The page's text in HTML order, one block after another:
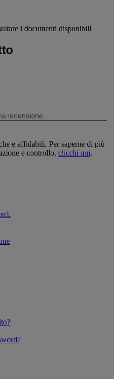
i documenti disponibili
e affidabili. Per saperne di più
e controllo, clicchi qui.